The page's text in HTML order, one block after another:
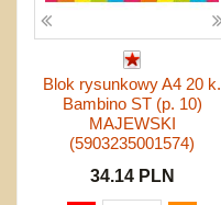
Blok rysunkowy A4 20 k.
Bambino ST (p. 10)
MAJEWSKI
(5903235001574)
34.14 PLN